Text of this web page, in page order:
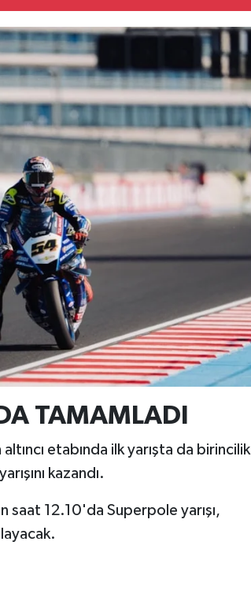
TAMAMLADI
etabında ilk yarışta da birincilik
kazandı.
saat 12.10'da Superpole yarışı,